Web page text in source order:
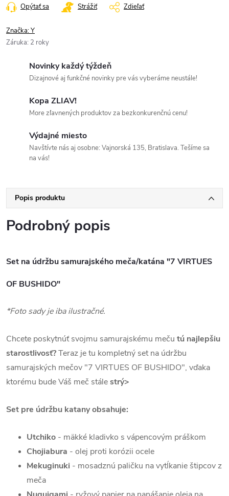
Opýtať sa Strážiť Zdieľať
Značka:Y
Záruka: 2 roky
Novinky každý týždeň
Dizajnové aj funkčné novinky pre vás vyberáme neustále!
Kopa ZLIAV!
More zľavnených produktov za bezkonkurenčnú cenu!
Výdajné miesto
Navštívte nás aj osobne: Vajnorská 135, Bratislava. Tešíme sa
na vás!
Popis produktu
Podrobný popis
Set na údržbu samurajského meča/katána "7 VIRTUES
OF BUSHIDO"
*Foto sady je iba ilustračné.
Chcete poskytnúť svojmu samurajskému meču tú najlepšiu
starostlivosť?Teraz je tu kompletný set na údržbu
samurajských mečov "7 VIRTUES OF BUSHIDO", vďaka
ktorému bude Váš meč stálestrý>
Set pre údržbu katany obsahuje:
Utchiko - mäkké kladivko s vápencovým práškom
Chojiabura - olej proti korózii ocele
Mekuginuki - mosadznú paličku na vytĺkanie štipcov z
meča